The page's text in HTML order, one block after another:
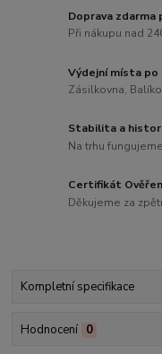
Doprava zdarma
Při nákupu nad
Výdejní místa po
Zásilkovna,
Stabilita a
Na trhu
Certifikát
Děkujeme za
Kompletní specifikace
Hodnocení 0